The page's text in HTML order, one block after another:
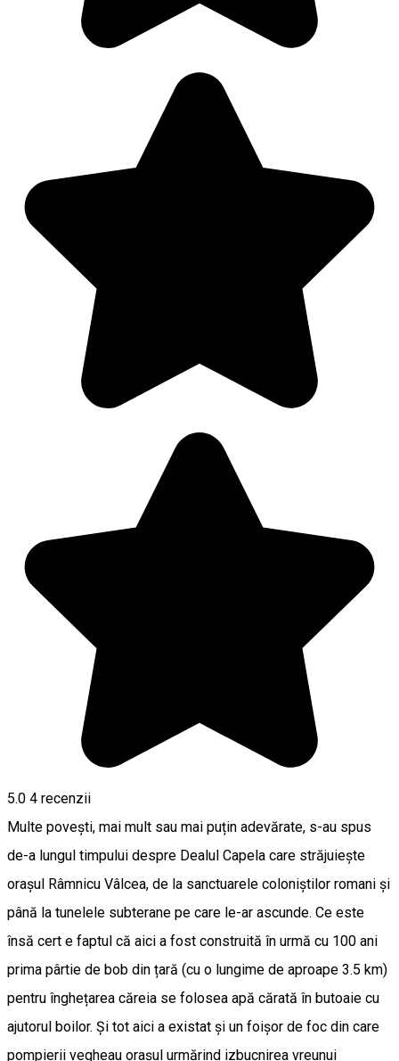
5.0 4 recenzii
Multe povești, mai mult sau mai puțin adevărate, s-au spus
de-a lungul timpului despre Dealul Capela care străjuiește
orașul Râmnicu Vâlcea, de la sanctuarele coloniștilor romani și
până la tunelele subterane pe care le-ar ascunde. Ce este
însă cert e faptul că aici a fost construită în urmă cu 100 ani
prima pârtie de bob din țară (cu o lungime de aproape 3.5 km)
pentru înghețarea căreia se folosea apă cărată în butoaie cu
ajutorul boilor. Și tot aici a existat și un foișor de foc din care
pompierii vegheau orașul urmărind izbucnirea vreunui